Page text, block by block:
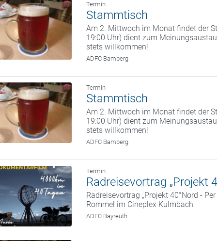
Termin
Stammtisch
Am 2. Mittwoch im Monat findet der
19:00 Uhr) dient zum
stets willkommen!
ADFC Bamberg
Termin
Stammtisch
Am 2. Mittwoch im Monat findet der
19:00 Uhr) dient zum
stets willkommen!
ADFC Bamberg
Termin
Radreisevortrag „Projekt
Radreisevortrag „Projekt 40°Nord -
Rommel im Cineplex Kulmbach
ADFC Bayreuth